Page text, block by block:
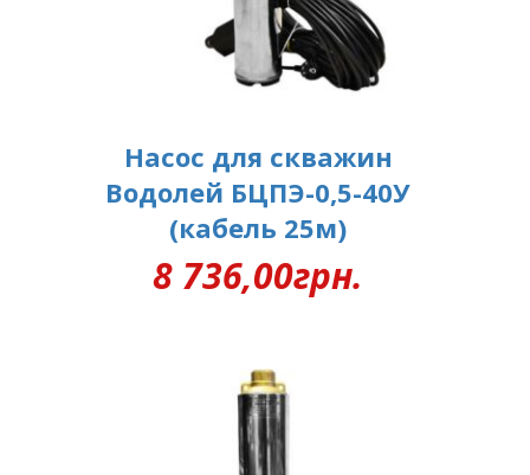
Насос для скважин
Водолей БЦПЭ-0,5-40У
(кабель 25м)
8 736,00грн.